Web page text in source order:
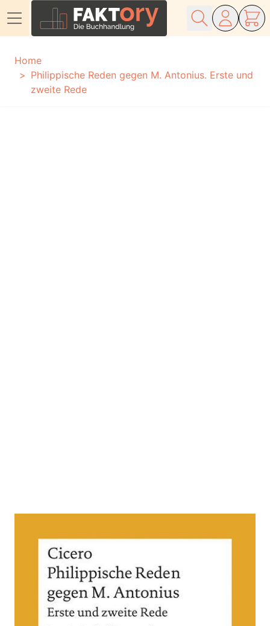
Home
Philippische Reden gegen M. Antonius. Erste und
zweite Rede
Philippische Reden
gegen M. Antonius.